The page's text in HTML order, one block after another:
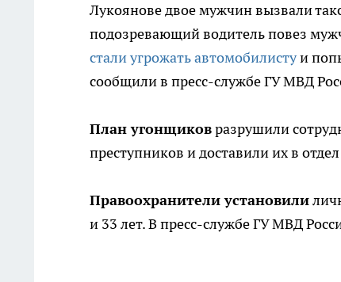
Лукоянове двое мужчин вызвали
подозревающий водитель повез
стали угрожать автомобилистуи
сообщили в пресс-службе ГУ МВД
План угонщиковразрушили
преступников и доставили их в
Правоохранители установили
и 33 лет. В пресс-службе ГУ МВД